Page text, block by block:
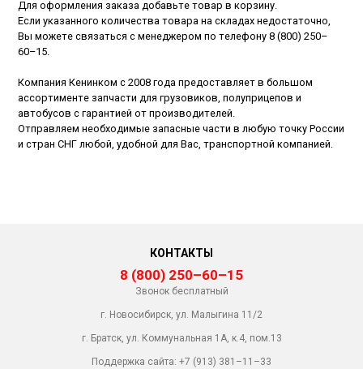
Для оформления заказа добавьте товар в корзину.
Если указанного количества товара на складах недостаточно,
Вы можете связаться с менеджером по телефону8 (800) 250–
60–15.
Компания Кенинком с 2008 года предоставляет в большом
ассортименте запчасти для грузовиков, полуприцепов и
автобусов с гарантией от производителей.
Отправляем необходимые запасные части в любую точку России
и стран СНГ любой, удобной для Вас, транспортной компанией.
КОНТАКТЫ
8 (800) 250–60–15
Звонок бесплатный
г. Новосибирск, ул. Малыгина 11/2
г. Братск, ул. Коммунальная 1А, к.4, пом.13
Поддержка сайта: +7 (913) 381–11–33